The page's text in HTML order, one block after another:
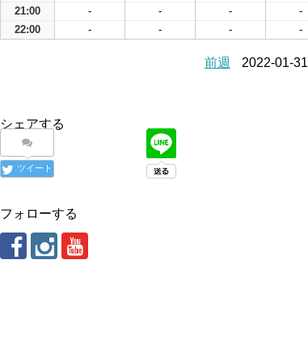
21:00
- - - -
22:00
- - - -
前週 2022-01-31
シェアする
ツイート
フォローする